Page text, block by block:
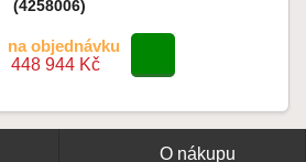
(4258006)
na objednávku
448 944 Kč
O nákupu